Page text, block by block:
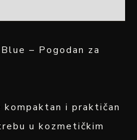
– Pogodan za
i praktičan
u kozmetičkim